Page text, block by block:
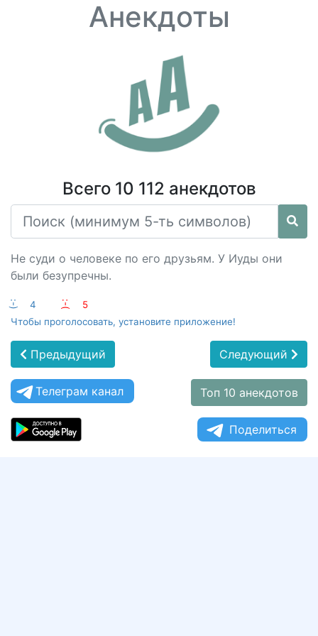
Анекдоты
Всего 10 112 анекдотов
Не суди о человеке по его друзьям. У Иуды они
были безупречны.
:-) 4 :-(
5
Чтобы проголосовать, установите приложение!
Предыдущий Следующий
Телеграм канал Топ 10 анекдотов
Поделиться